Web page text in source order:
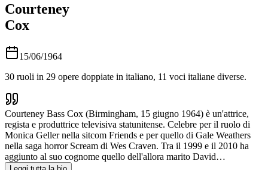
Courteney
Cox
15/06/1964
30 ruoli in 29 opere doppiate in italiano, 11 voci italiane diverse.
Courteney Bass Cox (Birmingham, 15 giugno 1964) è un'attrice,
regista e produttrice televisiva statunitense. Celebre per il ruolo di
Monica Geller nella sitcom Friends e per quello di Gale Weathers
nella saga horror Scream di Wes Craven. Tra il 1999 e il 2010 ha
aggiunto al suo cognome quello dell'allora marito David…